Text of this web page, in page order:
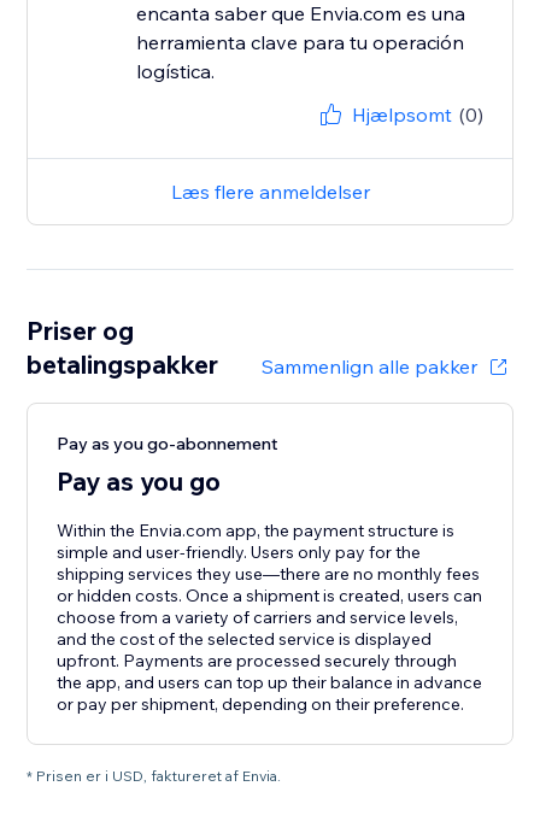
encanta saber que Envia.com es una
herramienta clave para tu operación
Hjælpsomt (0)
Læs flere anmeldelser
Priser og
betalingspakker
Sammenlign alle pakker
Pay as you go-abonnement
Pay as you go
Within the Envia.com app, the payment structure is
simple and user-friendly. Users only pay for the
shipping services they use—there are no monthly fees
or hidden costs. Once a shipment is created, users can
choose from a variety of carriers and service levels,
and the cost of the selected service is displayed
upfront. Payments are processed securely through
the app, and users can top up their balance in advance
or pay per shipment, depending on their preference.
* Prisen er i USD, faktureret af Envia.